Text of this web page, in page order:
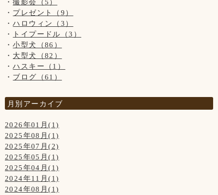
撮影会（5）
プレゼント（9）
ハロウィン（3）
トイプードル（3）
小型犬（86）
大型犬（82）
ハスキー（1）
ブログ（61）
月別アーカイブ
2026年01月(1)
2025年08月(1)
2025年07月(2)
2025年05月(1)
2025年04月(1)
2024年11月(1)
2024年08月(1)